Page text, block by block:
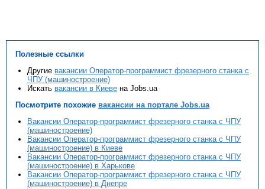
Полезные ссылки
Другие вакансии Оператор-программист фрезерного станка с
ЧПУ (машиностроение)
Искать вакансии в Киеве на Jobs.ua
Посмотрите похожие вакансии на портале Jobs.ua
Вакансии Оператор-программист фрезерного станка с ЧПУ
(машиностроение)
Вакансии Оператор-программист фрезерного станка с ЧПУ
(машиностроение) в Киеве
Вакансии Оператор-программист фрезерного станка с ЧПУ
(машиностроение) в Харькове
Вакансии Оператор-программист фрезерного станка с ЧПУ
(машиностроение) в Днепре